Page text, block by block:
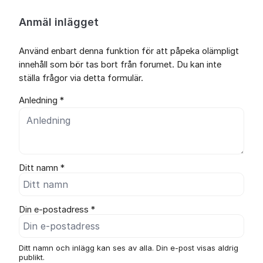
Anmäl inlägget
Använd enbart denna funktion för att påpeka olämpligt
innehåll som bör tas bort från forumet. Du kan inte
ställa frågor via detta formulär.
Anledning *
Ditt namn *
Din e-postadress *
Ditt namn och inlägg kan ses av alla. Din e-post visas aldrig
publikt.